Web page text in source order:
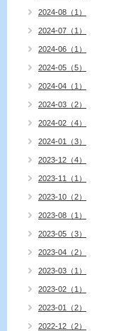
2024-08（1）
2024-07（1）
2024-06（1）
2024-05（5）
2024-04（1）
2024-03（2）
2024-02（4）
2024-01（3）
2023-12（4）
2023-11（1）
2023-10（2）
2023-08（1）
2023-05（3）
2023-04（2）
2023-03（1）
2023-02（1）
2023-01（2）
2022-12（2）